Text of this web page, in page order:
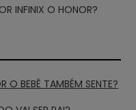
INFINIX O HONOR?
O BEBÊ TAMBÉM SENTE?